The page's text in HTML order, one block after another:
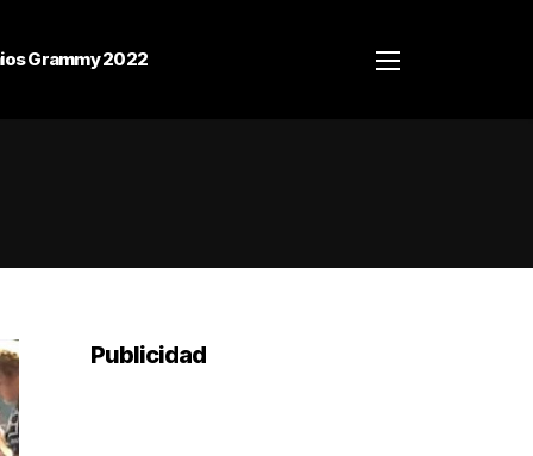
Grammy 2022
Publicidad